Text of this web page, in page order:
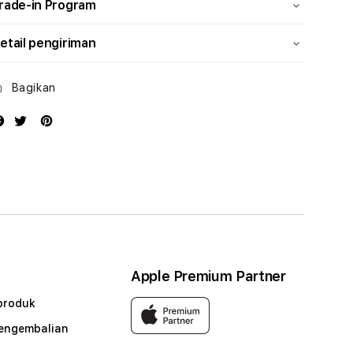
in Program
pengiriman
Bagikan
Apple Premium Partner